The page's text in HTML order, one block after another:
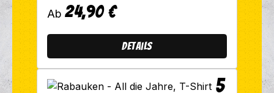
Regulärer Preis:
Ab 24,90 €
Details